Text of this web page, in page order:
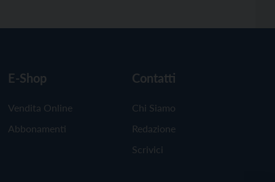
E-Shop
Vendita Online
Abbonamenti
Contatti
Chi Siamo
Redazione
Scrivici